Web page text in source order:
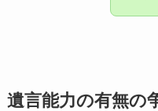
遺言能力の有無の